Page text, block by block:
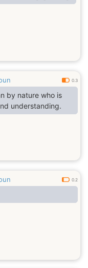
0.3
by nature who is
understanding.
0.2